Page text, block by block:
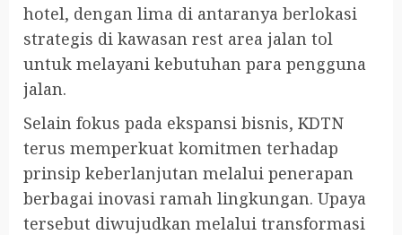
hotel, dengan lima di antaranya berlokasi
strategis di kawasan rest area jalan tol
untuk melayani kebutuhan para pengguna
jalan.
Selain fokus pada ekspansi bisnis, KDTN
terus memperkuat komitmen terhadap
prinsip keberlanjutan melalui penerapan
berbagai inovasi ramah lingkungan. Upaya
tersebut diwujudkan melalui transformasi